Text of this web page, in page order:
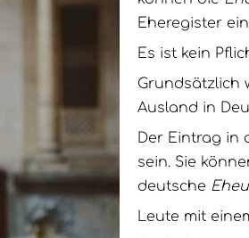
Eheregister
Es ist kein
Grundsätzlich
Ausland in
Der Eintrag in
sein. Sie
deutsche
Leute mit